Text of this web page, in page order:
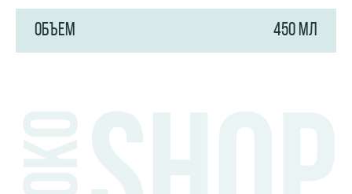
ОБЪЕМ 450 МЛ